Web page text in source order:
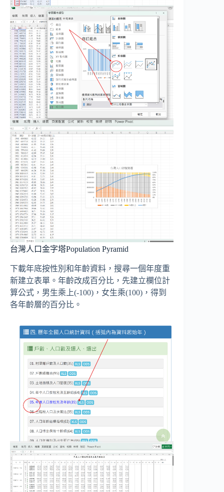
台灣人口金字塔Population Pyramid
下載年底按性別和年齡資料，搜尋一個年度重
新建立表單。年齡改成百分比，先建立欄位計
算公式，男生乘上(-100)，女生乘(100)，得到
各年齡層的百分比。